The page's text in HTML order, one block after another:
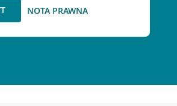
NOTA PRAWNA